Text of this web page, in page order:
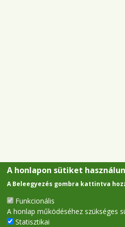
A honlapon sütiket
A Beleegyezés gombra kattintva
Funkcionális
A honlap működéséhez szükséges
Statisztikai